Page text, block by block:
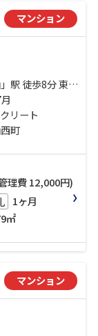
マンション
徒歩8分 東武
歩10分 都営
前」駅 徒歩17
リート
町
理費 12,000円)
1ヶ月
㎡
マンション